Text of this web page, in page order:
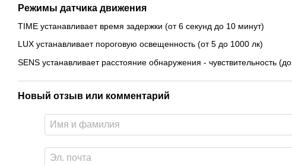
Режимы датчика движения
TIME устанавливает время задержки (от 6 секунд до 10 минут)
LUX устанавливает пороговую освещенность (от 5 до 1000 лк)
SENS устанавливает расстояние обнаружения - чувствительность
Новый отзыв или комментарий